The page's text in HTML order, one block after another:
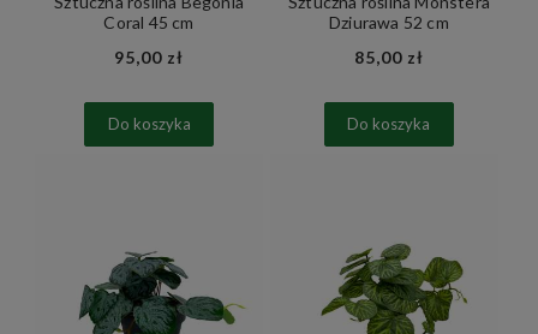
Coral 45 cm
95,00 zł
Do koszyka
Dziurawa 52 cm
85,00 zł
Do koszyka